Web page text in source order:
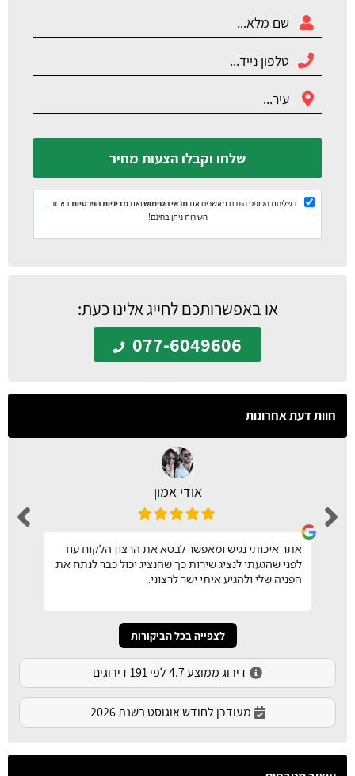
שלחו וקבלו הצעות מחיר
בשליחת הטופס הינכם מאשרים אתתנאי השימושואתמדיניות הפרטיותבאתר.
השירות ניתן בחינם!
או באפשרותכם לחייג אלינו כעת:
077-6049606
חוות דעת אחרונות
אודי אמון
אתר איכותי נגיש ומאפשר לבטא את הרצון הלקוח עוד
לפני שהגעתי לנציג שירות כך שהנציג יכול כבר לנתח את
הפניה שלי ולהגיע איתי ישר לרצוני.
לצפייה בכל הביקורות
דירוג ממוצע 4.7 לפי 191 דירוגים
מעודכן לחודש אוגוסט בשנת 2026